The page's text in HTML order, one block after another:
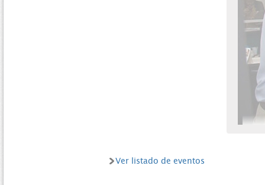
Ver listado de eventos